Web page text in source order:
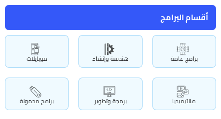
أقسام البرامج
برامج عامة هندسة وإنشاء موبايلات
مالتيميديا برمجة وتطوير برامج محمولة